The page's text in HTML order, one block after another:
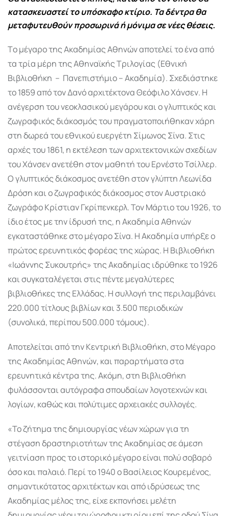
κατασκευαστεί το υπόσκαφο κτίριο. Τα δέντρα θα
μεταφυτευθούν προσωρινά ή μόνιμα σε νέες θέσεις.
Tο μέγαρο της Aκαδημίας Aθηνών αποτελεί το ένα από
τα τρία μέρη της Αθηναϊκής Τριλογίας (Eθνική
Bιβλιοθήκη – Πανεπιστήμιο – Aκαδημία). Σχεδιάστηκε
το 1859 από τον Δανό αρχιτέκτονα Θεόφιλο Χάνσεν. Η
ανέγερση του νεοκλασικού μεγάρου και ο γλυπτικός και
ζωγραφικός διάκοσμός του πραγματοποιήθηκαν χάρη
στη δωρεά του εθνικού ευεργέτη Σίμωνος Σίνα. Στις
αρχές του 1861, η εκτέλεση των αρχιτεκτονικών σχεδίων
του Χάνσεν ανετέθη στον μαθητή του Eρνέστο Τσίλλερ.
Ο γλυπτικός διάκοσμος ανετέθη στον γλύπτη Λεωνίδα
Δρόση και ο ζωγραφικός διάκοσμος στον Aυστριακό
ζωγράφο Κρίστιαν Γκρίπενκερλ. Τον Mάρτιο του 1926, το
ίδιο έτος με την ίδρυσή της, η Aκαδημία Aθηνών
εγκαταστάθηκε στο μέγαρο Σίνα. H Aκαδημία υπήρξε ο
πρώτος ερευνητικός φορέας της χώρας. Η Βιβλιοθήκη
«Ιωάννης Συκουτρής» της Ακαδημίας ιδρύθηκε το 1926
και συγκαταλέγεται στις πέντε μεγαλύτερες
βιβλιοθήκες της Ελλάδας. Η συλλογή της περιλαμβάνει
220.000 τίτλους βιβλίων και 3.500 περιοδικών
(συνολικά, περίπου 500.000 τόμους).
Αποτελείται από την Κεντρική Βιβλιοθήκη, στο Μέγαρο
της Ακαδημίας Αθηνών, και παραρτήματα στα
ερευνητικά κέντρα της. Ακόμη, στη Βιβλιοθήκη
φυλάσσονται αυτόγραφα σπουδαίων λογοτεχνών και
λογίων, καθώς και πολύτιμες αρχειακές συλλογές.
«Το ζήτημα της δημιουργίας νέων χώρων για τη
στέγαση δραστηριοτήτων της Ακαδημίας σε άμεση
γειτνίαση προς το ιστορικό μέγαρο είναι πολύ σοβαρό
όσο και παλαιό. Περί το 1940 ο Βασίλειος Κουρεμένος,
σημαντικότατος αρχιτέκτων και από ιδρύσεως της
Ακαδημίας μέλος της, είχε εκπονήσει μελέτη